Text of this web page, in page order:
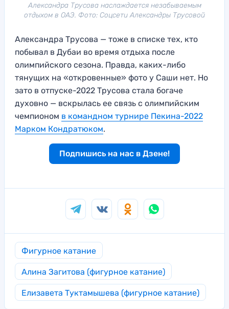
Александра Трусова наслаждается незабываемым
отдыхом в ОАЭ. Фото: Соцсети Александры Трусовой
Александра Трусова — тоже в списке тех, кто
побывал в Дубаи во время отдыха после
олимпийского сезона. Правда, каких-либо
тянущих на «откровенные» фото у Саши нет. Но
зато в отпуске-2022 Трусова стала богаче
духовно — вскрылась ее связь с олимпийским
чемпионом в командном турнире Пекина-2022
Марком Кондратюком.
Подпишись на нас в Дзене!
Фигурное катание
Алина Загитова (фигурное катание)
Елизавета Туктамышева (фигурное катание)